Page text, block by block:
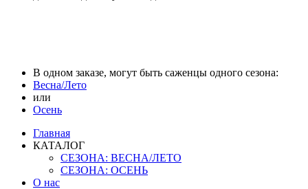
В одном заказе, могут быть саженцы одного сезона:
Весна/Лето
или
Осень
Главная
КАТАЛОГ
СЕЗОНА: ВЕСНА/ЛЕТО
СЕЗОНА: ОСЕНЬ
О нас